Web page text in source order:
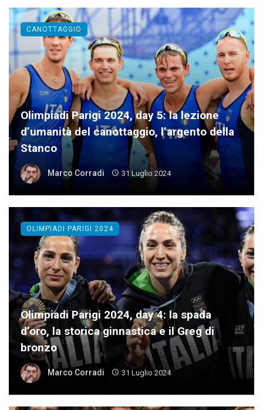
Olimpiadi Parigi 2024, day 5: la lezione
d’umanità del canottaggio, l’argento della
Stanco
Marco Corradi 31 Luglio 2024
CANOTTAGGIO
Olimpiadi Parigi 2024, day 4: la spada
d’oro, la storica ginnastica e il Greg di
bronzo
Marco Corradi 31 Luglio 2024
OLIMPIADI PARIGI 2024